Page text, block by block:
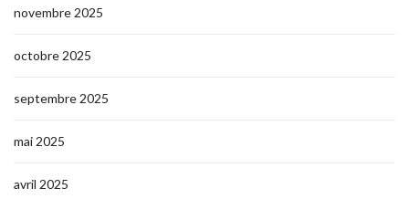
novembre 2025
octobre 2025
septembre 2025
mai 2025
avril 2025